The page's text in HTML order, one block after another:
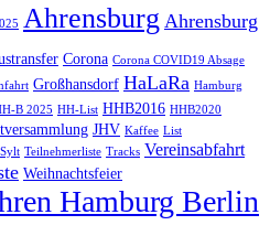
Ahrensburg Ahrensburg
Corona Corona COVID19 Absage
Großhansdorf HaLaRa Hamburg
B 2025 HH-List HHB2016 HHB2020
JHV Kaffee List
Sylt Teilnehmerliste Tracks Vereinsabfahrt
Weihnachtsfeier
Hamburg Berlin